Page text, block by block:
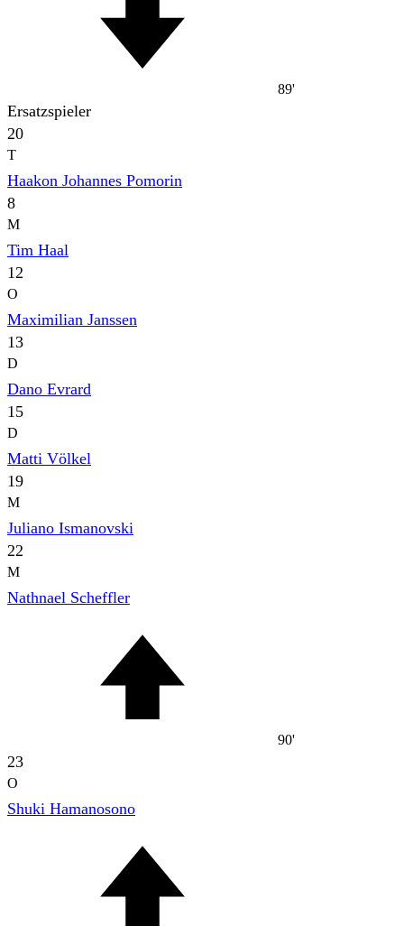
89'
Ersatzspieler
20
T
Haakon Johannes Pomorin
8
M
Tim Haal
12
O
Maximilian Janssen
13
D
Dano Evrard
15
D
Matti Völkel
19
M
Juliano Ismanovski
22
M
Nathnael Scheffler
90'
23
O
Shuki Hamanosono